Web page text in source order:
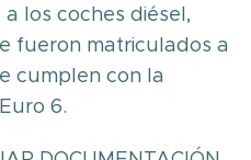
los coches diésel,
fueron matriculados a
cumplen con la
6.